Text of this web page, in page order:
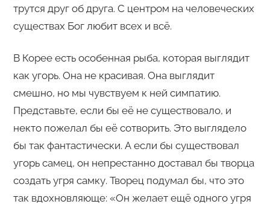
трутся друг об друга. С центром на человеческих
существах Бог любит всех и всё.
В Корее есть особенная рыба, которая выглядит
как угорь. Она не красивая. Она выглядит
смешно, но мы чувствуем к ней симпатию.
Представьте, если бы её не существовало, и
некто пожелал бы её сотворить. Это выглядело
бы так фантастически. А если бы существовал
угорь самец, он непрестанно доставал бы творца
создать угря самку. Творец подумал бы, что это
так вдохновляюще: «Он желает ещё одного угря